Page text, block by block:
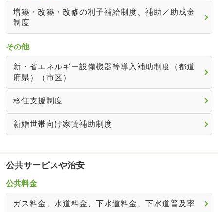
増築・改築・改修の利子補給制度、補助／助成金
制度
その他
新・省エネルギー設備機器等導入補助制度（都道
府県）（市区）
移住支援制度
新婚世帯向け家賃補助制度
公共サービスや治安
公共料金
ガス料金、水道料金、下水道料金、下水道普及率